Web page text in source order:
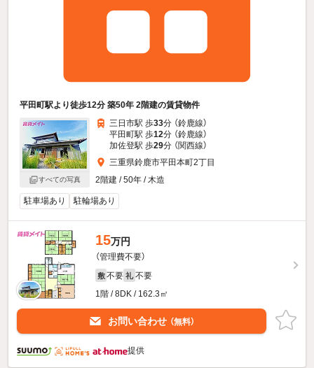
平田町駅より徒歩12分 築50年 2階建の賃貸物件
すべての写真
三日市駅 歩33分 （鈴鹿線）
平田町駅 歩12分 （鈴鹿線）
加佐登駅 歩29分 （関西線）
三重県鈴鹿市平田本町2丁目
2階建 / 50年 / 木造
駐車場あり 駐輪場あり
15万円
（管理費不要）
敷 不要 礼 不要
1階 / 8DK / 162.3㎡
お問い合わせ （無料）
提供